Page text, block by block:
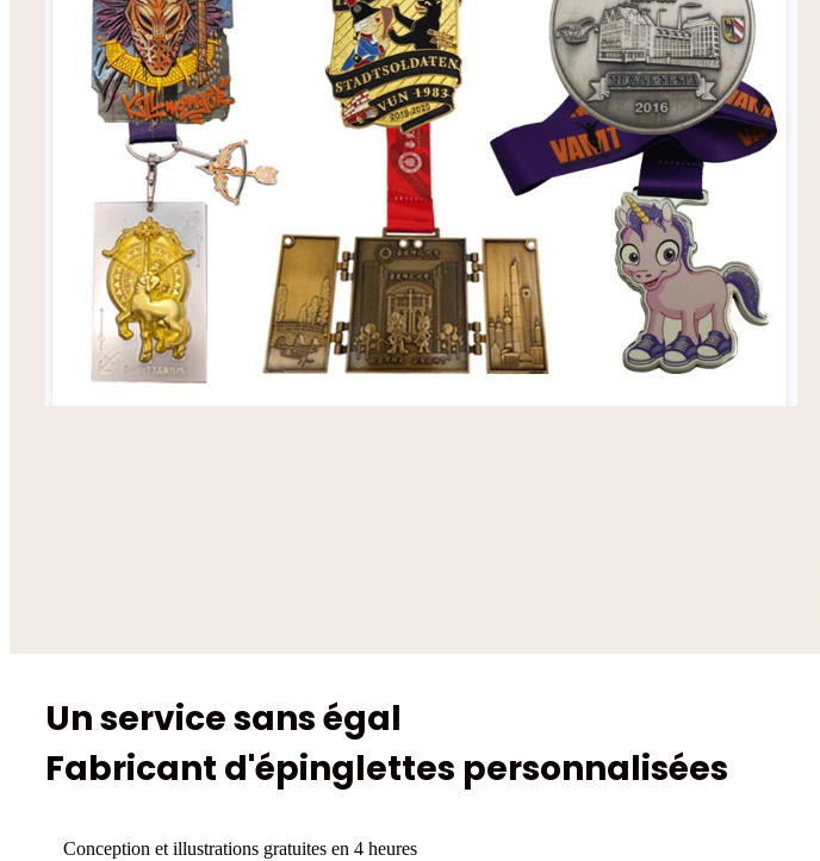
Un service sans égal
Fabricant d'épinglettes personnalisées
Conception et illustrations gratuites en 4 heures